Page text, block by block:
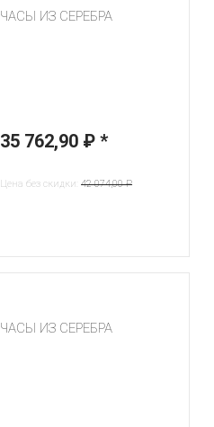
ЧАСЫ ИЗ СЕРЕБРА
35 762,90 ₽*
Цена без скидки: 42 074,00 ₽
ЧАСЫ ИЗ СЕРЕБРА